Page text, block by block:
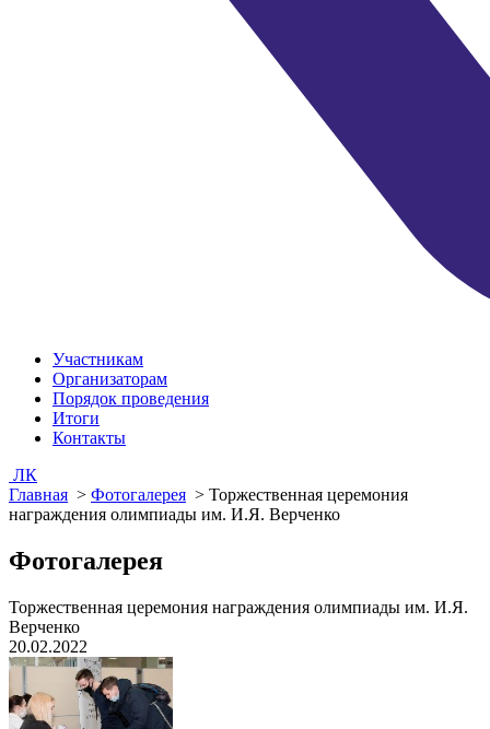
Участникам
Организаторам
Порядок проведения
Итоги
Контакты
ЛК
Главная > Фотогалерея > Торжественная церемония
награждения олимпиады им. И.Я. Верченко
Фотогалерея
Торжественная церемония награждения олимпиады им. И.Я.
Верченко
20.02.2022